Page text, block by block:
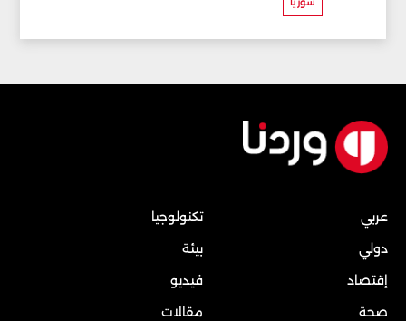
عربي
دولي
إقتصاد
صحة
تكنولوجيا
بيئة
فيديو
مقالات